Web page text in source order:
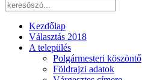
Kezdőlap
Választás 2018
A település
Polgármesteri köszöntő
Földrajzi adatok